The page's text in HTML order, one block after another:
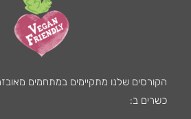
הקורסים שלנו מתקיימים במתחמים
כשרים ב: